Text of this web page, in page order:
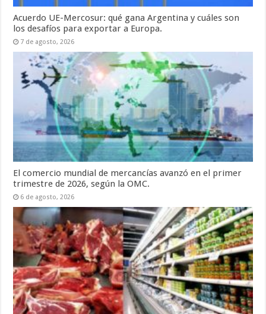
Acuerdo UE-Mercosur: qué gana Argentina y cuáles son
los desafíos para exportar a Europa.
7 de agosto, 2026
El comercio mundial de mercancías avanzó en el primer
trimestre de 2026, según la OMC.
6 de agosto, 2026